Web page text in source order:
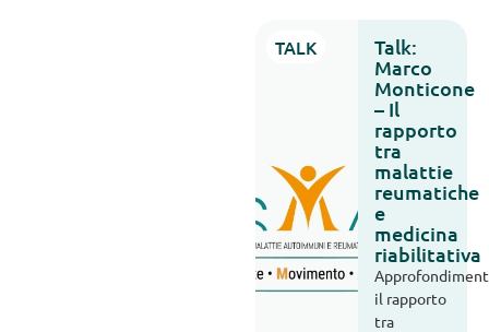
TALK
Talk:
Marco
Monticone
– Il
rapporto
tra
malattie
reumatiche
e
medicina
riabilitativa
il rapporto
tra